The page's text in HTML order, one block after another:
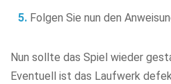
Folgen Sie nun den
Nun sollte das Spiel wieder
Eventuell ist das Laufwerk